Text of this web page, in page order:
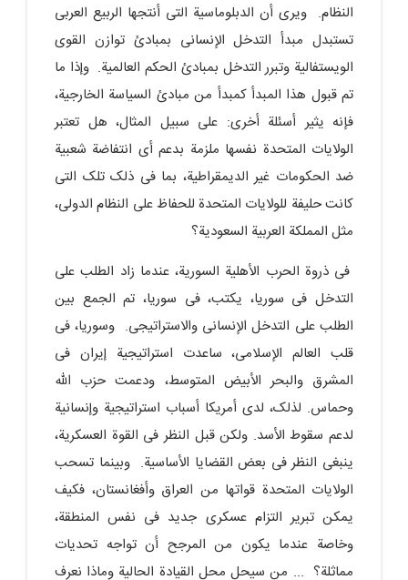
النظام. ویرى أن الدبلوماسیة التی أنتجها الربیع العربی
تستبدل مبدأ التدخل الإنسانی بمبادئ توازن القوى
الویستفالیة وتبرر التدخل بمبادئ الحکم العالمیة. وإذا ما
تم قبول هذا المبدأ کمبدأ من مبادئ السیاسة الخارجیة،
فإنه یثیر أسئلة أخرى: على سبیل المثال، هل تعتبر
الولایات المتحدة نفسها ملزمة بدعم أی انتفاضة شعبیة
ضد الحکومات غیر الدیمقراطیة، بما فی ذلک تلک التی
کانت حلیفة للولایات المتحدة للحفاظ على النظام الدولی،
مثل المملکة العربیة السعودیة؟
فی ذروة الحرب الأهلیة السوریة، عندما زاد الطلب على
التدخل فی سوریا، یکتب، فی سوریا، تم الجمع بین
الطلب على التدخل الإنسانی والاستراتیجی. وسوریا، فی
قلب العالم الإسلامی، ساعدت استراتیجیة إیران فی
المشرق والبحر الأبیض المتوسط، ودعمت حزب الله
وحماس. لذلک، لدى أمریکا أسباب استراتیجیة وإنسانیة
لدعم سقوط الأسد. ولکن قبل النظر فی القوة العسکریة،
ینبغی النظر فی بعض القضایا الأساسیة. وبینما تسحب
الولایات المتحدة قواتها من العراق وأفغانستان، فکیف
یمکن تبریر التزام عسکری جدید فی نفس المنطقة،
وخاصة عندما یکون من المرجح أن تواجه تحدیات
مماثلة؟ ... من سیحل محل القیادة الحالیة وماذا نعرف